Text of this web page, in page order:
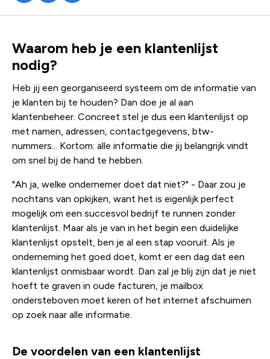
Waarom heb je een klantenlijst
nodig?
Heb jij een georganiseerd systeem om de informatie van
je klanten bij te houden? Dan doe je al aan
klantenbeheer. Concreet stel je dus een klantenlijst op
met namen, adressen, contactgegevens, btw-
nummers... Kortom: alle informatie die jij belangrijk vindt
om snel bij de hand te hebben.
"Ah ja, welke ondernemer doet dat niet?" - Daar zou je
nochtans van opkijken, want het is eigenlijk perfect
mogelijk om een succesvol bedrijf te runnen zonder
klantenlijst. Maar als je van in het begin een duidelijke
klantenlijst opstelt, ben je al een stap vooruit. Als je
onderneming het goed doet, komt er een dag dat een
klantenlijst onmisbaar wordt. Dan zal je blij zijn dat je niet
hoeft te graven in oude facturen, je mailbox
ondersteboven moet keren of het internet afschuimen
op zoek naar alle informatie.
De voordelen van een klantenlijst